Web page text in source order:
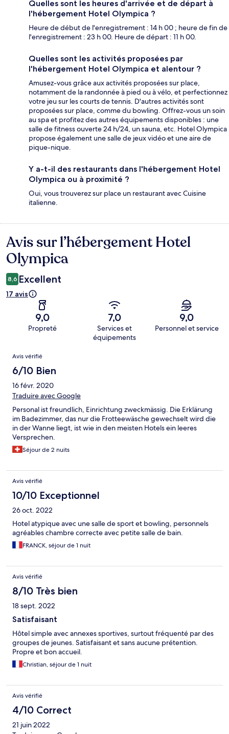
Quelles sont les heures d'arrivée et de départ à
l'hébergement Hotel Olympica ?
Heure de début de l'enregistrement : 14 h 00 ; heure de fin de
l'enregistrement : 23 h 00. Heure de départ : 11 h 00.
Quelles sont les activités proposées par
l'hébergement Hotel Olympica et alentour ?
Amusez-vous grâce aux activités proposées sur place,
notamment de la randonnée à pied ou à vélo, et perfectionnez
votre jeu sur les courts de tennis. D'autres activités sont
proposées sur place, comme du bowling. Offrez-vous un soin
au spa et profitez des autres équipements disponibles : une
salle de fitness ouverte 24 h/24, un sauna, etc. Hotel Olympica
propose également une salle de jeux vidéo et une aire de
pique-nique.
Y a-t-il des restaurants dans l'hébergement Hotel
Olympica ou à proximité ?
Oui, vous trouverez sur place un restaurant avec Cuisine
italienne.
Avis
Avis sur l’hébergement Hotel
Olympica
8,6 Excellent
17 avis
9,0
Propreté
7,0
Services et
équipements
9,0
Personnel et service
Avis
Avis vérifié
6/10 Bien
16 févr. 2020
Traduire avec Google
Personal ist freundlich, Einrichtung zweckmässig. Die Erklärung
im Badezimmer, das nur die Frotteewäsche gewechselt wird die
in der Wanne liegt, ist wie in den meisten Hotels ein leeres
Versprechen.
Séjour de 2 nuits
Avis vérifié
10/10 Exceptionnel
26 oct. 2022
Hotel atypique avec une salle de sport et bowling, personnels
agréables chambre correcte avec petite salle de bain.
FRANCK, séjour de 1 nuit
Avis vérifié
8/10 Très bien
18 sept. 2022
Satisfaisant
Hôtel simple avec annexes sportives, surtout fréquenté par des
groupes de jeunes. Satisfaisant et sans aucune prétention.
Propre et bon accueil.
Christian, séjour de 1 nuit
Avis vérifié
4/10 Correct
21 juin 2022